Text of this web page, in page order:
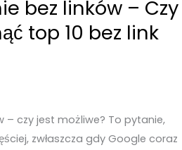
bez linków – Czy
top 10 bez link
– czy jest możliwe? To pytanie,
zwłaszcza gdy Google coraz